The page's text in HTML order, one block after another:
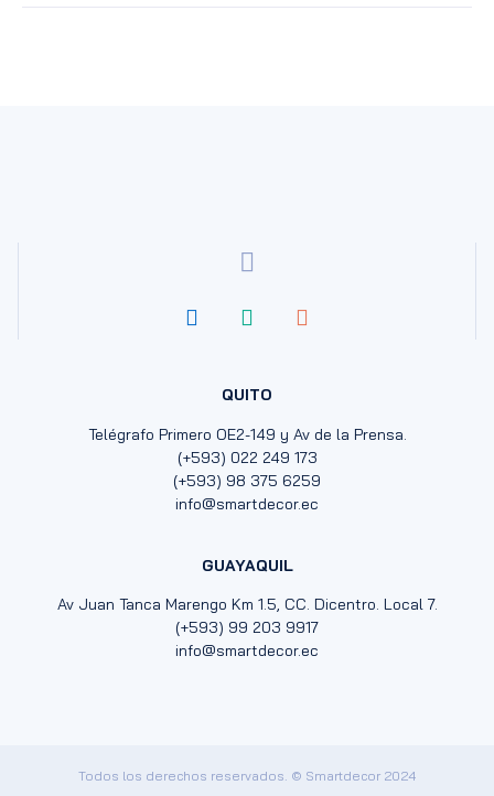
QUITO
Telégrafo Primero OE2-149 y Av de la Prensa.
(+593) 022 249 173
(+593) 98 375 6259
info@smartdecor.ec
GUAYAQUIL
Av Juan Tanca Marengo Km 1.5, CC. Dicentro. Local 7.
(+593) 99 203 9917
info@smartdecor.ec
Todos los derechos reservados. © Smartdecor 2024